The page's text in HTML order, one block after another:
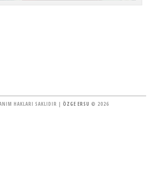
HAKLARI SAKLIDIR | ÖZGE ERSU © 2026